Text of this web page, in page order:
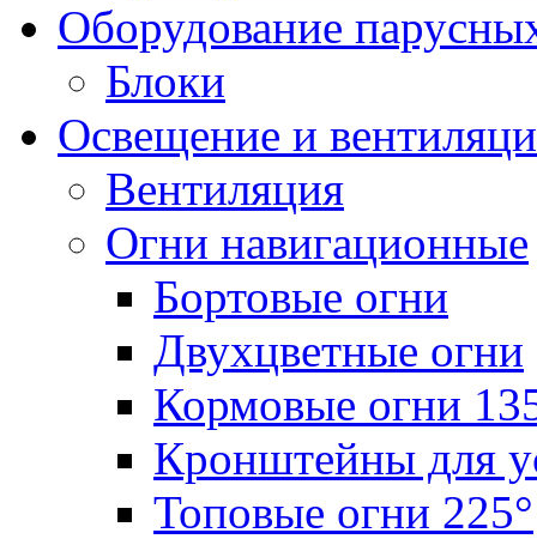
Оборудование
Блоки
Освещение и
Вентиляция
Огни навигационные
Бортовые огни
Двухцветные огни
Кормовые огни
Кронштейны для
Топовые огни 225°